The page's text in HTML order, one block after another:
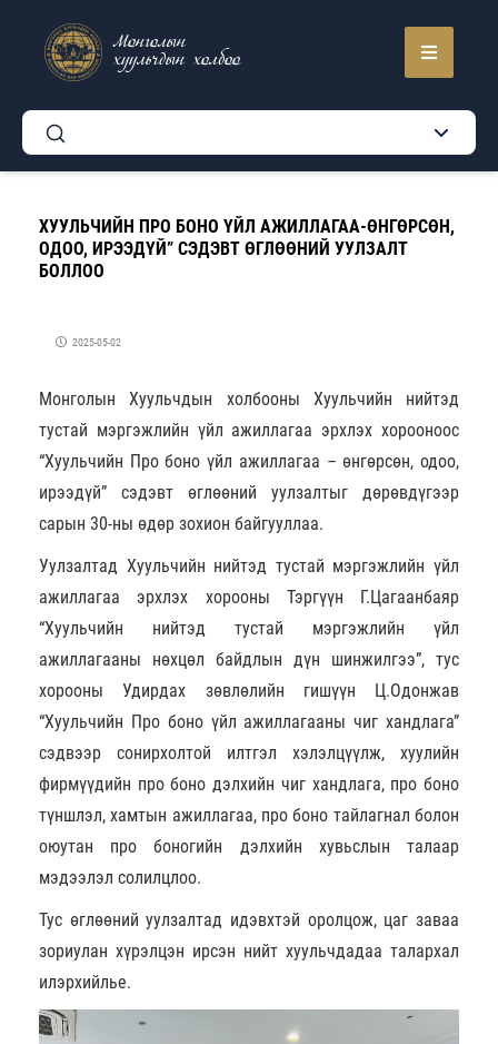
Монголын
хуульчдын холбоо
ХУУЛЬЧИЙН ПРО БОНО ҮЙЛ АЖИЛЛАГАА-ӨНГӨРСӨН,
ОДОО, ИРЭЭДҮЙ” СЭДЭВТ ӨГЛӨӨНИЙ УУЛЗАЛТ
БОЛЛОО
2025-05-02
Монголын Хуульчдын холбооны Хуульчийн нийтэд
тустай мэргэжлийн үйл ажиллагаа эрхлэх хорооноос
“Хуульчийн Про боно үйл ажиллагаа – өнгөрсөн, одоо,
ирээдүй” сэдэвт өглөөний уулзалтыг дөрөвдүгээр
сарын 30-ны өдөр зохион байгууллаа.
Уулзалтад Хуульчийн нийтэд тустай мэргэжлийн үйл
ажиллагаа эрхлэх хорооны Тэргүүн Г.Цагаанбаяр
“Хуульчийн нийтэд тустай мэргэжлийн үйл
ажиллагааны нөхцөл байдлын дүн шинжилгээ”, тус
хорооны Удирдах зөвлөлийн гишүүн Ц.Одонжав
“Хуульчийн Про боно үйл ажиллагааны чиг хандлага”
сэдвээр сонирхолтой илтгэл хэлэлцүүлж, хуулийн
фирмүүдийн про боно дэлхийн чиг хандлага, про боно
түншлэл, хамтын ажиллагаа, про боно тайлагнал болон
оюутан про боногийн дэлхийн хувьслын талаар
мэдээлэл солилцлоо.
Тус өглөөний уулзалтад идэвхтэй оролцож, цаг заваа
зориулан хүрэлцэн ирсэн нийт хуульчдадаа талархал
илэрхийлье.